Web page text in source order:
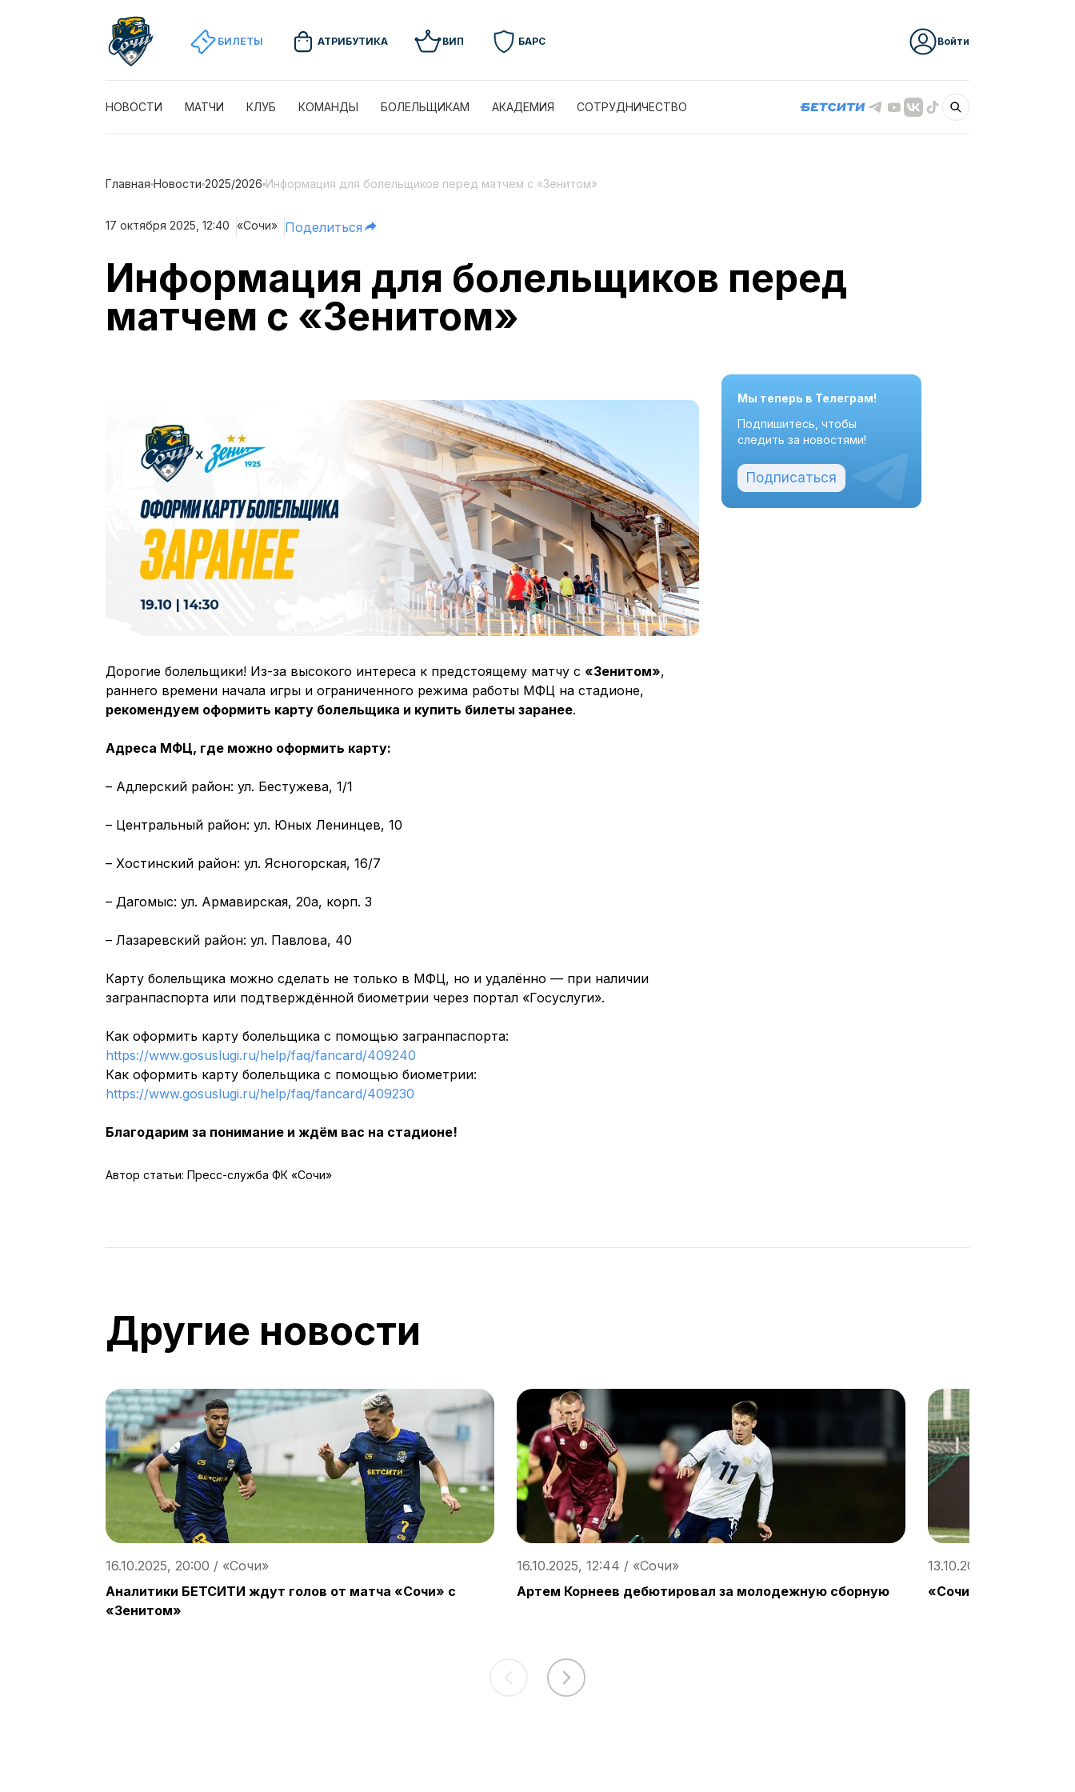
БИЛЕТЫ АТРИБУТИКА ВИП БАРС Войти
НОВОСТИ МАТЧИ КЛУБ КОМАНДЫ БОЛЕЛЬЩИКАМ АКАДЕМИЯ СОТРУДНИЧЕСТВО
Главная Новости 2025/2026 Информация для болельщиков перед матчем с «Зенитом»
17 октября 2025, 12:40 «Сочи» Поделиться
Информация для болельщиков перед
матчем с «Зенитом»
Дорогие болельщики! Из-за высокого интереса к предстоящему матчу с «Зенитом»,
раннего времени начала игры и ограниченного режима работы МФЦ на стадионе,
рекомендуем оформить карту болельщика и купить билеты заранее.
Адреса МФЦ, где можно оформить карту:
– Адлерский район: ул. Бестужева, 1/1
– Центральный район: ул. Юных Ленинцев, 10
– Хостинский район: ул. Ясногорская, 16/7
– Дагомыс: ул. Армавирская, 20а, корп. 3
– Лазаревский район: ул. Павлова, 40
Карту болельщика можно сделать не только в МФЦ, но и удалённо — при наличии
загранпаспорта или подтверждённой биометрии через портал «Госуслуги».
Как оформить карту болельщика с помощью загранпаспорта:
https://www.gosuslugi.ru/help/faq/fancard/409240
Как оформить карту болельщика с помощью биометрии:
https://www.gosuslugi.ru/help/faq/fancard/409230
Благодарим за понимание и ждём вас на стадионе!
Автор статьи: Пресс-служба ФК «Сочи»
Мы теперь в Телеграм!
Подпишитесь, чтобы
следить за новостями!
Подписаться
Другие новости
16.10.2025, 20:00 / «Сочи»
Аналитики БЕТСИТИ ждут голов от матча «Сочи» с
«Зенитом»
16.10.2025, 12:44 / «Сочи»
Артем Корнеев дебютировал за молодежную сборную
13.10.2025, 16:00 /
«Сочи-2» сыграет